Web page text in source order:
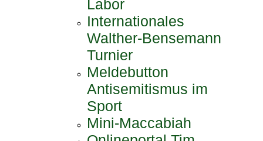
Labor
Internationales
Walther-Bensemann
Turnier
Meldebutton
Antisemitismus im
Sport
Mini-Maccabiah